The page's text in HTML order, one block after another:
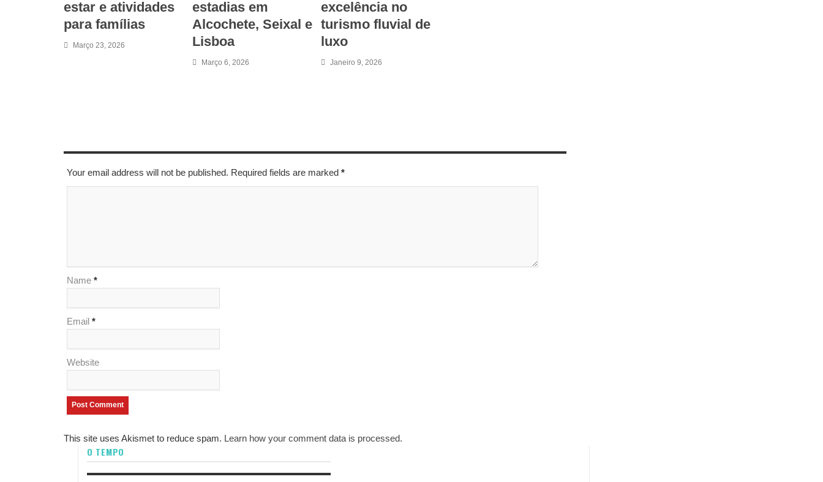
estar e atividades
para famílias
Março 23, 2026
estadias em
Alcochete, Seixal e
Lisboa
Março 6, 2026
excelência no
turismo fluvial de
luxo
Janeiro 9, 2026
Your email address will not be published. Required fields are marked *
Name *
Email *
Website
This site uses Akismet to reduce spam. Learn how your comment data is processed.
O TEMPO